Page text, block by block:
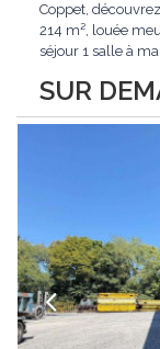
SUR
Coppet,
214 m², louée
séjour 1 salle à
à vin 1 véranda 1
m² Une maison...